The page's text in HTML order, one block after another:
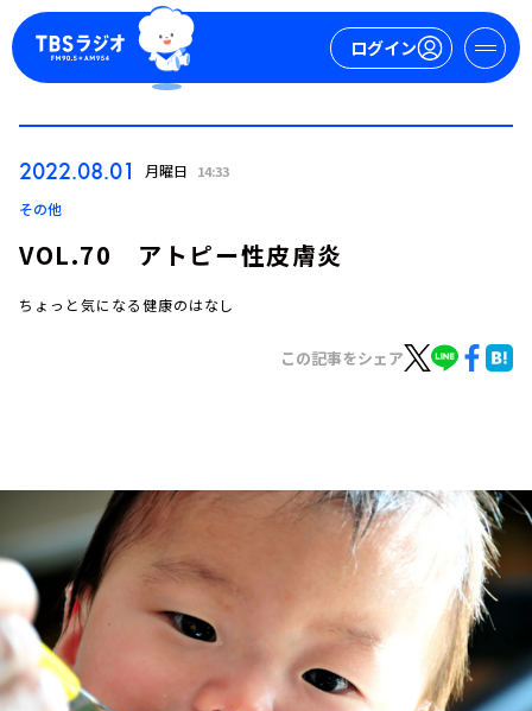
ログイン
トピックス
TBS Podcast
お知らせ
イベント・グッズ
YouTube
会社情報
2022.08.01 月曜日 14:33
その他
VOL.70 アトピー性皮膚炎
ちょっと気になる健康のはなし
この記事をシェア